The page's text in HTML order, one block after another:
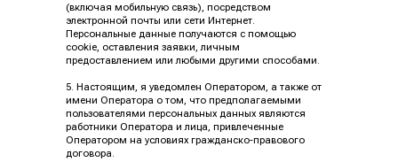
(включая мобильную связь), посредством
электронной почты или сети Интернет.
Персональные данные получаются с помощью
cookie, оставления заявки, личным
предоставлением или любыми другими способами.
5. Настоящим, я уведомлен Оператором, а также от
имени Оператора о том, что предполагаемыми
пользователями персональных данных являются
работники Оператора и лица, привлеченные
Оператором на условиях гражданско-правового
договора.